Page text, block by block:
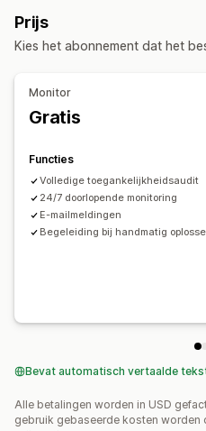
Toegankelijkheidstools
Prijs
Kies het abonnement dat het
Monitor
Gratis
Functies
Volledige toegankelijkheidsaudit
24/7 doorlopende monitoring
E-mailmeldingen
Begeleiding bij handmatig
Bevat automatisch vertaalde
Alle betalingen worden in USD
gebruik gebaseerde kosten worden